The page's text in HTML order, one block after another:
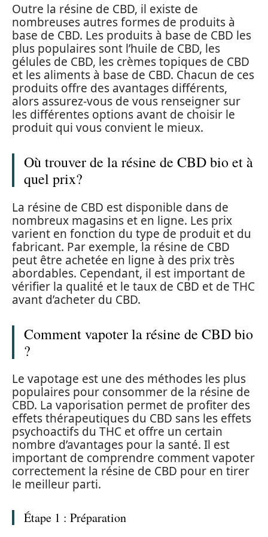
Outre la résine de CBD, il existe de
nombreuses autres formes de produits à
base de CBD. Les produits à base de CBD les
plus populaires sont l’huile de CBD, les
gélules de CBD, les crèmes topiques de CBD
et les aliments à base de CBD. Chacun de ces
produits offre des avantages différents,
alors assurez-vous de vous renseigner sur
les différentes options avant de choisir le
produit qui vous convient le mieux.
Où trouver de la résine de CBD bio et à
quel prix?
La résine de CBD est disponible dans de
nombreux magasins et en ligne. Les prix
varient en fonction du type de produit et du
fabricant. Par exemple, la résine de CBD
peut être achetée en ligne à des prix très
abordables. Cependant, il est important de
vérifier la qualité et le taux de CBD et de THC
avant d’acheter du CBD.
Comment vapoter la résine de CBD bio
?
Le vapotage est une des méthodes les plus
populaires pour consommer de la résine de
CBD. La vaporisation permet de profiter des
effets thérapeutiques du CBD sans les effets
psychoactifs du THC et offre un certain
nombre d’avantages pour la santé. Il est
important de comprendre comment vapoter
correctement la résine de CBD pour en tirer
le meilleur parti.
Étape 1 : Préparation